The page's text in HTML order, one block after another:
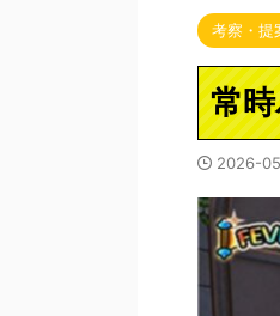
考察・提
常
2026-